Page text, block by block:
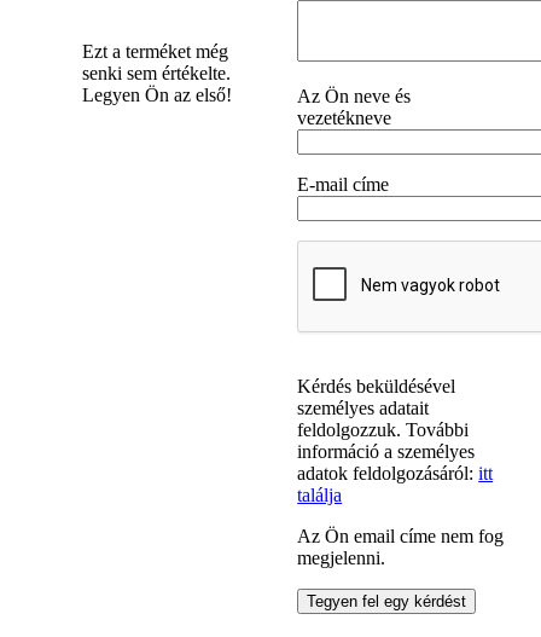
Ezt a terméket még
senki sem értékelte.
Legyen Ön az első!
Az Ön neve és
vezetékneve
E-mail címe
Kérdés beküldésével
személyes adatait
feldolgozzuk. További
információ a személyes
adatok feldolgozásáról:itt
találja
Az Ön email címe nem fog
megjelenni.